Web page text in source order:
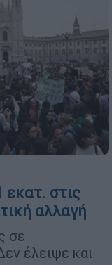
εκατ. στις
αλλαγή
σε
έλειψε και